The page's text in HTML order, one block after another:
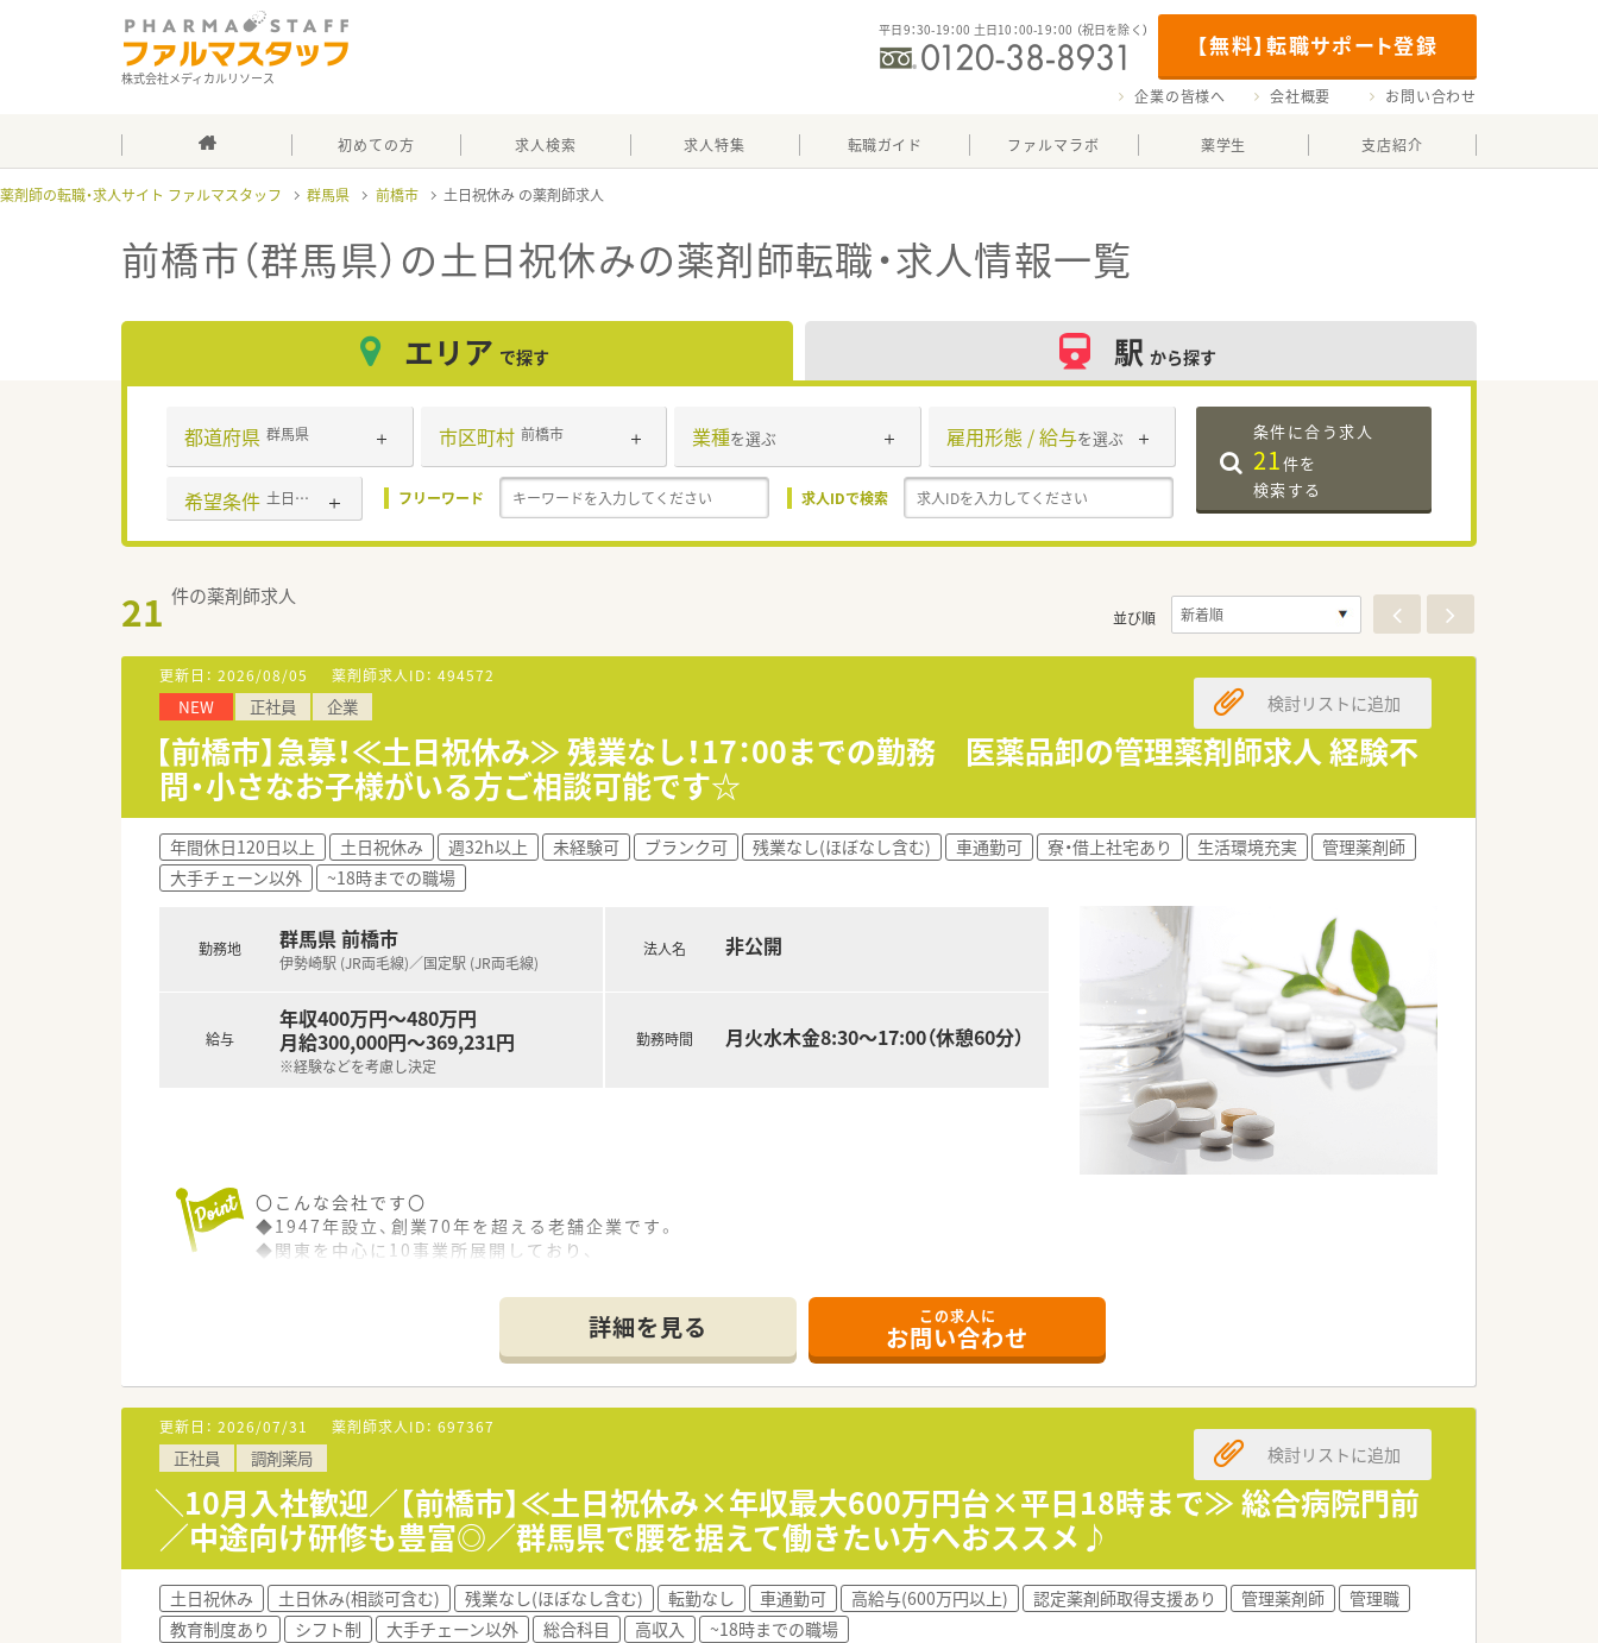
株式会社メディカルリソース
【無料】転職サポート登録
平日9：30-19：00 土日10：00-19：00 （祝日を除く）
企業の皆様へ 会社概要 お問い合わせ
初めての方 求人検索 求人特集 転職ガイド ファルマラボ 薬学生 支店紹介
薬剤師の転職・求人サイト ファルマスタッフ 群馬県 前橋市 土日祝休み
前橋市（群馬県）の土日祝休みの薬剤師転職・求人情報一覧
エリア で探す 駅 から探す
都道府県 群馬県 市区町村 前橋市 業種を選ぶ 雇用形態 / 給与を選ぶ
希望条件 土日祝休み フリーワード 求人IDで検索
条件に合う求人
21件を
検索する
21 件の薬剤師求人
並び順
更新日： 2026/08/05 薬剤師求人ID： 494572
NEW 正社員 企業
【前橋市】急募！≪土日祝休み≫ 残業なし！17：00までの勤務 医薬品卸の管理薬剤師求人 経験不
問・小さなお子様がいる方ご相談可能です☆
検討リストに追加
年間休日120日以上 土日祝休み 週32h以上 未経験可 ブランク可 残業なし(ほぼなし含む) 車通勤可 寮・借上社宅あり 生活環境充実
管理薬剤師
大手チェーン以外
~18時までの職場
勤務地 群馬県 前橋市
伊勢崎駅 (JR両毛線)／国定駅 (JR両毛線)
給与
年収400万円～480万円
月給300,000円～369,231円
※経験などを考慮し決定
法人名 非公開
勤務時間 月火水木金8:30～17:00（休憩60分）
〇こんな会社です〇
◆1947年設立、創業70年を超える老舗企業です。
◆関東を中心に10事業所展開しており、
◆人と動物の健康づくりに努めており、
これまでのに200社以上の製薬会社・動物医療関係者との取引実績がございます。
医薬品卸の営業所内での一般薬剤師の募集です。
簡単なPC作業をメインに対応いただくため、
基本的な操作ができれば企業での就業経験なく
ご活躍いただける環境です。
〇働き方について〇
平日8：30-17：00の勤務で、
皆さん残業なく定時で帰宅されています。
土日固定休みで年間休日は125日♪
勤務時間時間・お休み重視の方にオススメです。
また30歳まで・独身の方には住居の用意も可能です。
詳細を見る この求人に
お問い合わせ
更新日： 2026/07/31 薬剤師求人ID： 697367
正社員 調剤薬局
＼10月入社歓迎／【前橋市】≪土日祝休み×年収最大600万円台×平日18時まで≫ 総合病院門前
／中途向け研修も豊富◎／群馬県で腰を据えて働きたい方へおススメ♪
検討リストに追加
土日祝休み 土日休み(相談可含む) 残業なし(ほぼなし含む) 転勤なし 車通勤可 高給与(600万円以上) 認定薬剤師取得支援あり 管理薬剤師
管理職
教育制度あり
シフト制 大手チェーン以外 総合科目 高収入 ~18時までの職場